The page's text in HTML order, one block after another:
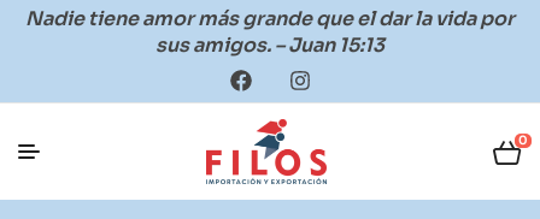
Nadie tiene amor más grande que el dar la vida por
sus amigos. – Juan 15:13
0